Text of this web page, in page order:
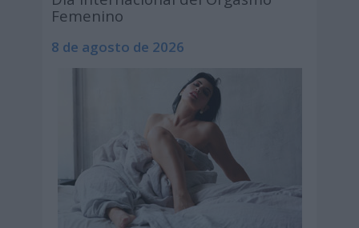
Femenino
8 de agosto de 2026